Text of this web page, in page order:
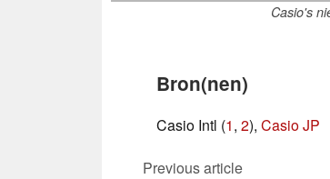
Casio's
Bron(nen)
Casio Intl (1, 2), Casio JP
Previous article